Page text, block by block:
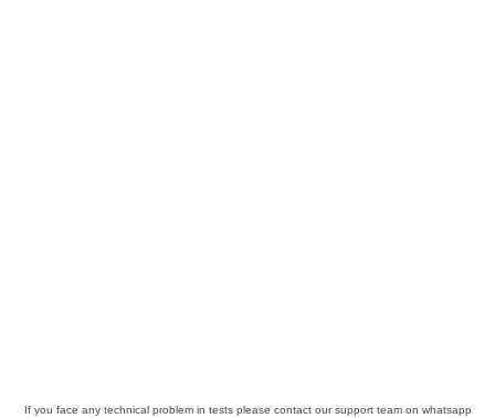
If you face any technical problem in tests please contact our support team on whatsapp